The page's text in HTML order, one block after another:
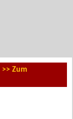
>> Zum